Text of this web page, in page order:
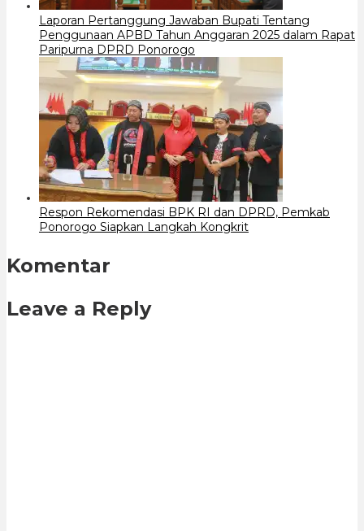
Laporan Pertanggung Jawaban Bupati Tentang
Penggunaan APBD Tahun Anggaran 2025 dalam Rapat
Paripurna DPRD Ponorogo
Respon Rekomendasi BPK RI dan DPRD, Pemkab
Ponorogo Siapkan Langkah Kongkrit
Komentar
Leave a Reply